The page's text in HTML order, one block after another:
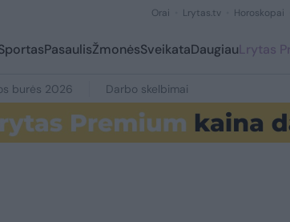
Orai Lrytas.tv Horoskopai
PasaulisŽmonėsSveikataDaugiauLrytas
burės 2026 Darbo skelbimai